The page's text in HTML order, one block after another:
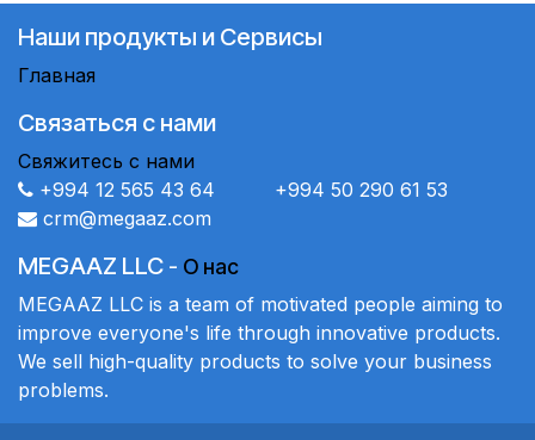
Наши продукты и Сервисы
Главная
Связаться с нами
Свяжитесь с нами
+994 12 565 43 64 +994 50 290 61 53
crm@megaaz.com
MEGAAZ LLC - О нас
MEGAAZ LLC is a team of motivated people aiming to
improve everyone's life through innovative products.
We sell high-quality products to solve your business
problems.